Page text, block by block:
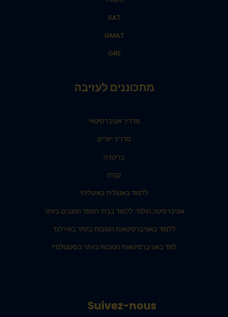
SAT
GMAT
GRE
מתכוננים לעזיבה
מדריך אוניברסיטאי
מדריך יעדים
בריטניה
קנדה
ללמוד באנגלית באיטליה!
אוניברסיטה הולנד: ללמוד בבתי הספר הטובים ביותר
ללמוד באוניברסיטאות הטובות ביותר באירלנד
למד באוניברסיטאות הטובות ביותר בסקוטלנד!
Suivez-nous